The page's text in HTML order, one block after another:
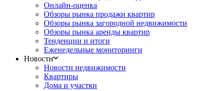
Онлайн-оценка
Обзоры рынка продажи квартир
Обзоры рынка загородной недвижимости
Обзоры рынка аренды квартир
Тенденции и итоги
Еженедельные мониторинги
Новости
Новости недвижимости
Квартиры
Дома и участки